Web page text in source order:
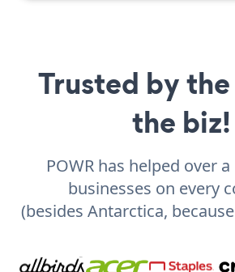
Trusted by
the biz!
POWR has helped over
businesses on every
(besides Antarctica,